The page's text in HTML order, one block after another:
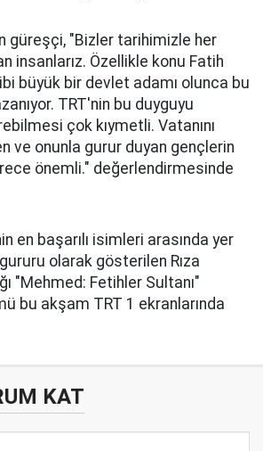
güreşçi, "Bizler tarihimizle her
insanlarız. Özellikle konu Fatih
büyük bir devlet adamı olunca bu
TRT'nin bu duyguyu
çok kıymetli. Vatanını
ve onunla gurur duyan gençlerin
önemli." değerlendirmesinde
en başarılı isimleri arasında yer
olarak gösterilen Rıza
"Mehmed: Fetihler Sultanı"
bu akşam TRT 1 ekranlarında
KAT